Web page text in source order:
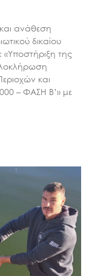
ανάθεση
δικαίου
της
και
– ΦΑΣΗ Β’» με